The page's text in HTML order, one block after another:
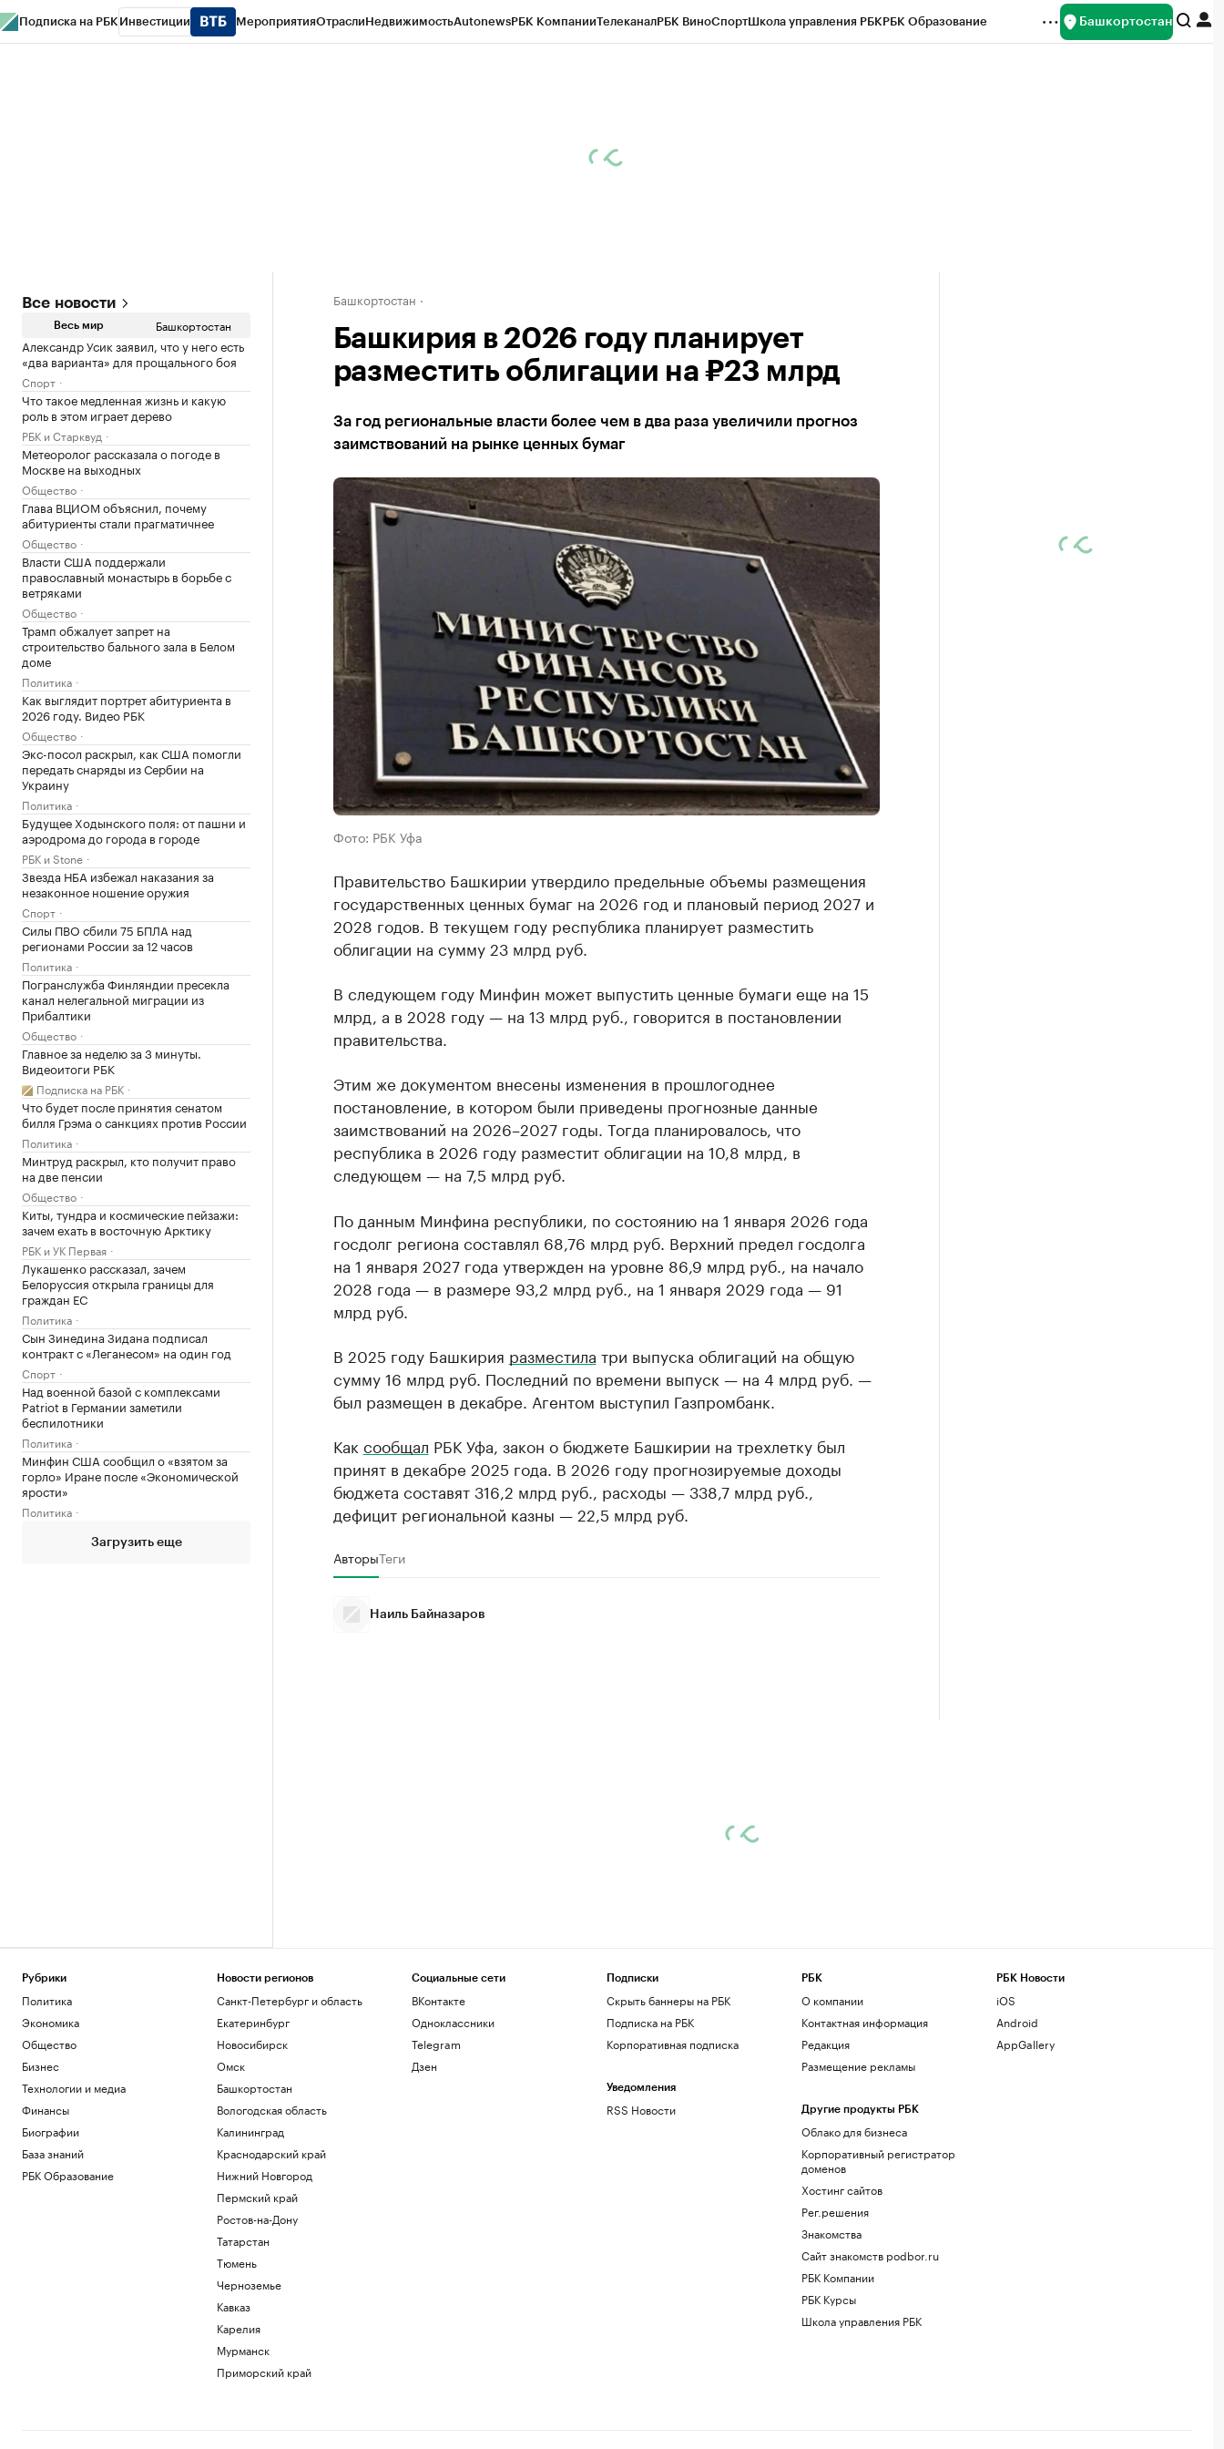
Подписка на РБК Инвестиции МероприятияОтраслиНедвижимостьAutonewsРБК КомпанииТелеканалРБК ВиноСпортШкола управления РБКРБК Образование Башкортостан
Все новости
Весь мир Башкортостан
Александр Усик заявил, что у него есть
«два варианта» для прощального боя
Спорт
Что такое медленная жизнь и какую
роль в этом играет дерево
РБК и Старквуд
Метеоролог рассказала о погоде в
Москве на выходных
Общество
Глава ВЦИОМ объяснил, почему
абитуриенты стали прагматичнее
Общество
Власти США поддержали
православный монастырь в борьбе с
ветряками
Общество
Трамп обжалует запрет на
строительство бального зала в Белом
доме
Политика
Как выглядит портрет абитуриента в
2026 году. Видео РБК
Общество
Экс-посол раскрыл, как США помогли
передать снаряды из Сербии на
Украину
Политика
Будущее Ходынского поля: от пашни и
аэродрома до города в городе
РБК и Stone
Звезда НБА избежал наказания за
незаконное ношение оружия
Спорт
Силы ПВО сбили 75 БПЛА над
регионами России за 12 часов
Политика
Погранслужба Финляндии пресекла
канал нелегальной миграции из
Прибалтики
Общество
Главное за неделю за 3 минуты.
Видеоитоги РБК
Подписка на РБК
Что будет после принятия сенатом
билля Грэма о санкциях против России
Политика
Минтруд раскрыл, кто получит право
на две пенсии
Общество
Киты, тундра и космические пейзажи:
зачем ехать в восточную Арктику
РБК и УК Первая
Лукашенко рассказал, зачем
Белоруссия открыла границы для
граждан ЕС
Политика
Сын Зинедина Зидана подписал
контракт с «Леганесом» на один год
Спорт
Над военной базой с комплексами
Patriot в Германии заметили
беспилотники
Политика
Минфин США сообщил о «взятом за
горло» Иране после «Экономической
ярости»
Политика
Загрузить еще
Башкортостан
Башкирия в 2026 году планирует
разместить облигации на ₽23 млрд
За год региональные власти более чем в два раза увеличили прогноз
заимствований на рынке ценных бумаг
Фото: РБК Уфа
Правительство Башкирии утвердило предельные объемы размещения
государственных ценных бумаг на 2026 год и плановый период 2027 и
2028 годов. В текущем году республика планирует разместить
облигации на сумму 23 млрд руб.
В следующем году Минфин может выпустить ценные бумаги еще на 15
млрд, а в 2028 году — на 13 млрд руб., говорится в постановлении
правительства.
Этим же документом внесены изменения в прошлогоднее
постановление, в котором были приведены прогнозные данные
заимствований на 2026–2027 годы. Тогда планировалось, что
республика в 2026 году разместит облигации на 10,8 млрд, в
следующем — на 7,5 млрд руб.
По данным Минфина республики, по состоянию на 1 января 2026 года
госдолг региона составлял 68,76 млрд руб. Верхний предел госдолга
на 1 января 2027 года утвержден на уровне 86,9 млрд руб., на начало
2028 года — в размере 93,2 млрд руб., на 1 января 2029 года — 91
млрд руб.
В 2025 году Башкирия разместила три выпуска облигаций на общую
сумму 16 млрд руб. Последний по времени выпуск — на 4 млрд руб. —
был размещен в декабре. Агентом выступил Газпромбанк.
Как сообщал РБК Уфа, закон о бюджете Башкирии на трехлетку был
принят в декабре 2025 года. В 2026 году прогнозируемые доходы
бюджета составят 316,2 млрд руб., расходы — 338,7 млрд руб.,
дефицит региональной казны — 22,5 млрд руб.
АвторыТеги
Наиль Байназаров
Рубрики
Политика
Экономика
Общество
Бизнес
Технологии и медиа
Финансы
Биографии
База знаний
РБК Образование
Новости регионов
Санкт-Петербург и область
Екатеринбург
Новосибирск
Омск
Башкортостан
Вологодская область
Калининград
Краснодарский край
Нижний Новгород
Пермский край
Ростов-на-Дону
Татарстан
Тюмень
Черноземье
Кавказ
Карелия
Мурманск
Приморский край
Социальные сети
ВКонтакте
Одноклассники
Telegram
Дзен
Подписки
Скрыть баннеры на РБК
Подписка на РБК
Корпоративная подписка
Уведомления
RSS Новости
РБК
О компании
Контактная информация
Редакция
Размещение рекламы
Другие продукты РБК
Облако для бизнеса
Корпоративный регистратор
доменов
Хостинг сайтов
Рег.решения
Знакомства
Сайт знакомств podbor.ru
РБК Компании
РБК Курсы
Школа управления РБК
РБК Новости
iOS
Android
AppGallery